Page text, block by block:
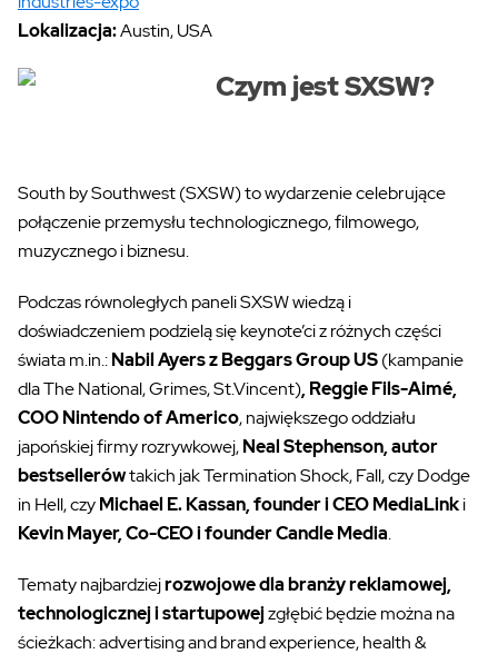
Lokalizacja:Austin, USA
Czym jest SXSW?
South by Southwest (SXSW) towydarzenie celebrujące
połączenie przemysłu technologicznego, filmowego,
muzycznego i biznesu.
Podczas równoległych paneli SXSW wiedzą i
doświadczeniem podzielą się keynote’ci z różnych części
świata m.in.:Nabil Ayers z Beggars Group US(kampanie
dla The National, Grimes, St.Vincent), Reggie Fils-Aimé,
COO Nintendo of Americo, największego oddziału
japońskiej firmy rozrywkowej,Neal Stephenson, autor
bestsellerówtakich jak Termination Shock, Fall, czy Dodge
in Hell, czyMichael E. Kassan, founder i CEO MediaLinki
Kevin Mayer, Co-CEO i founder Candle Media.
Tematy najbardziejrozwojowe dla branży reklamowej,
technologicznej i startupowejzgłębić będzie można na
ścieżkach: advertising and brand experience, health &